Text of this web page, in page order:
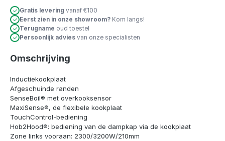
Gratis levering vanaf €100
Eerst zien in onze showroom? Kom langs!
Terugname oud toestel
Persoonlijk advies van onze specialisten
Omschrijving
Inductiekookplaat
Afgeschuinde randen
SenseBoil® met overkooksensor
MaxiSense®, de flexibele kookplaat
TouchControl-bediening
Hob2Hood®: bediening van de dampkap via de kookplaat
Zone links vooraan: 2300/3200W/210mm